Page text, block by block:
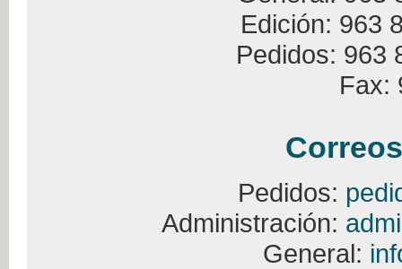
Edición: 963
Pedidos: 963
Fax:
Pedidos:
Administración:
General: